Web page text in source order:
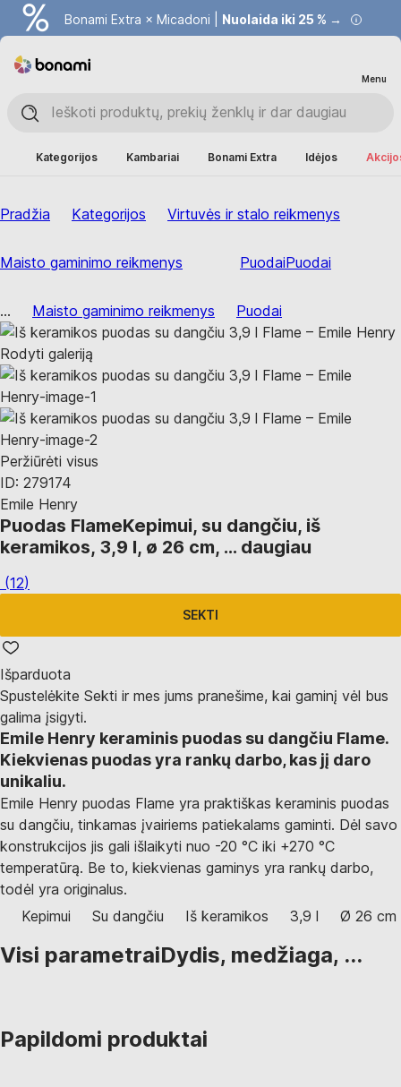
Bonami Extra × Micadoni | Nuolaida iki 25 % →
Menu
Kategorijos Kambariai Bonami Extra Idėjos
Pradžia Kategorijos Virtuvės ir stalo reikmenys
Maisto gaminimo reikmenys PuodaiPuodai
... Maisto gaminimo reikmenys Puodai
Rodyti galeriją
Peržiūrėti visus
ID: 279174
Emile Henry
Puodas FlameKepimui, su dangčiu, iš
keramikos, 3,9 l, ø 26 cm, … daugiau
(12)
SEKTI
Išparduota
Spustelėkite Sekti ir mes jums pranešime, kai gaminį vėl bus
galima įsigyti.
Emile Henry keraminis puodas su dangčiu Flame.
Kiekvienas puodas yra rankų darbo, kas jį daro
unikaliu.
Emile Henry puodas Flame yra praktiškas keraminis puodas
su dangčiu, tinkamas įvairiems patiekalams gaminti. Dėl savo
konstrukcijos jis gali išlaikyti nuo -20 °C iki +270 °C
temperatūrą. Be to, kiekvienas gaminys yra rankų darbo,
todėl yra originalus.
Kepimui
Su dangčiu Iš keramikos 3,9 l Ø 26 cm
Visi parametraiDydis, medžiaga, ...
Papildomi produktai